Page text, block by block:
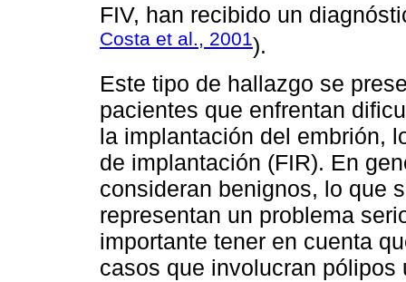
FIV, han recibido un
Costa et al., 2001).
Este tipo de hallazgo se
pacientes que enfrentan
la implantación del embrión,
de implantación (FIR). En
consideran benignos, lo que
representan un problema
importante tener en cuenta
casos que involucran